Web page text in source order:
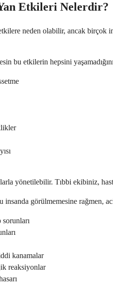
Etkileri Nelerdir?
neden olabilir, ancak birçok
bu etkilerin hepsini
yönetilebilir. Tıbbi ekibiniz,
insanda görülmemesine rağmen,
kanamalar
reaksiyonlar